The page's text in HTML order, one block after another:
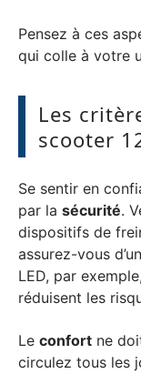
Pensez à ces
qui colle à votre
Les
scooter
Se sentir en
par la sécurité.
dispositifs de
assurez-vous
LED, par
réduisent les
Le confort ne
circulez tous les